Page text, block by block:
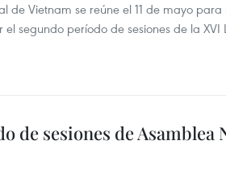
de Vietnam se reúne el 11 de mayo para
segundo período de sesiones de la XVI
de sesiones de Asamblea